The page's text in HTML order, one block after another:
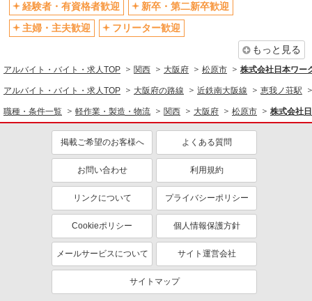
転勤なし
登録制
有休取得率80%以上
交通費支給
研修制度あり
資格取得支援制度あり
同じ職種から求人を探す
軽作業・製造・物流
製造・組立・加工
同じ特徴から求人を探す
未経験歓迎
ミドル（40代～）活躍中
土日祝休み
短期（3ヶ月以内）
交通費支給
社会保険あり
経験者・有資格者歓迎
新卒・第二新卒歓迎
主婦・主夫歓迎
フリーター歓迎
もっと見る
アルバイト・バイト・求人TOP 関西 大阪府 松原市 株式会社日本ワー
アルバイト・バイト・求人TOP 大阪府の路線 近鉄南大阪線 恵我ノ荘駅
職種・条件一覧 軽作業・製造・物流 関西 大阪府 松原市 株式会社
掲載ご希望のお客様へ よくある質問
お問い合わせ 利用規約
リンクについて プライバシーポリシー
Cookieポリシー 個人情報保護方針
メールサービスについて サイト運営会社
サイトマップ